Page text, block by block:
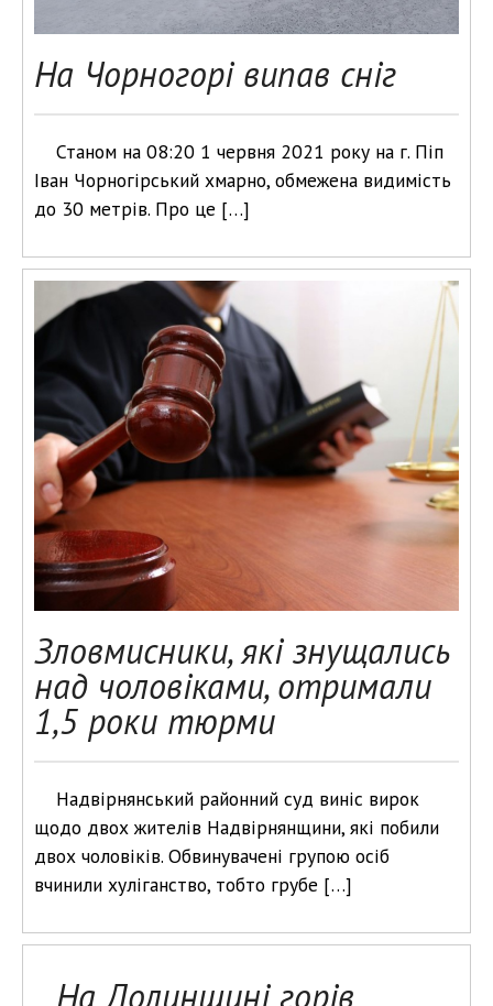
На Чорногорі випав сніг
Станом на 08:20 1 червня 2021 року на г. Піп
Іван Чорногірський хмарно, обмежена видимість
до 30 метрів. Про це […]
Зловмисники, які знущались
над чоловіками, отримали
1,5 роки тюрми
Надвірнянський районний суд виніс вирок
щодо двох жителів Надвірнянщини, які побили
двох чоловіків. Обвинувачені групою осіб
вчинили хуліганство, тобто грубе […]
На Долинщині горів